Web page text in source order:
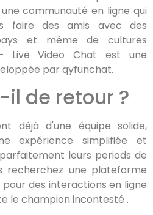
communauté en ligne qui
faire des amis avec des
et même de cultures
Live Video Chat est une
par qyfunchat.
de retour ?
déjà d'une équipe solide,
expérience simplifiée et
leurs periods de
recherchez une plateforme
des interactions en ligne
le champion incontesté .